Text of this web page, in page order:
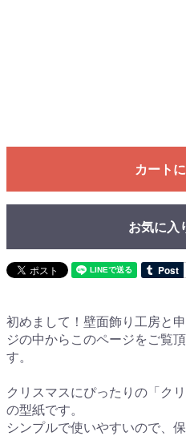
カート
お気に入
初めまして！壁面飾り工房と
ジの中からこのページをご覧
す。
クリスマスにぴったりの「ク
の型紙です。
シンプルで使いやすいので、